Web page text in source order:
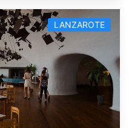
LANZAROTE